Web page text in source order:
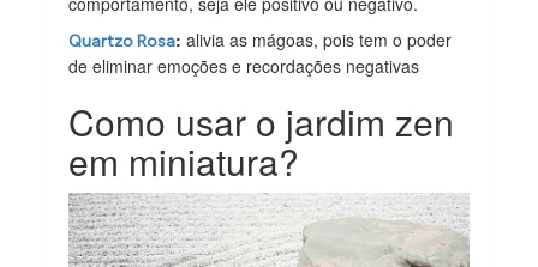
Quartzo Rosa: alivia as mágoas, pois tem o poder
de eliminar emoções e recordações negativas
Como usar o jardim zen
em miniatura?